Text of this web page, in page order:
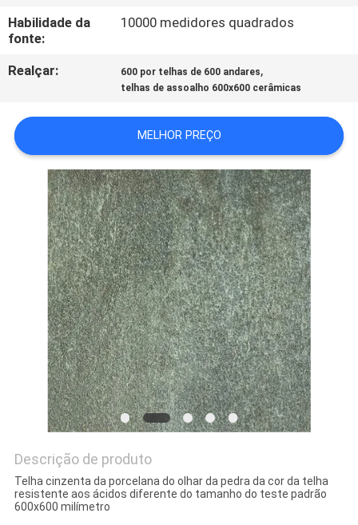
SOLICITE UM
ORÇAMENTO
DO
SITE
POLÍTICA
PRIVACIDADE
Habilidade da
fonte:
10000 medidores quadrados
Realçar: 600 por telhas de 600 andares,
telhas de assoalho 600x600 cerâmicas
MELHOR PREÇO
Descrição de produto
Telha cinzenta da porcelana do olhar da pedra da cor da telha
resistente aos ácidos diferente do tamanho do teste padrão
600x600 milímetro